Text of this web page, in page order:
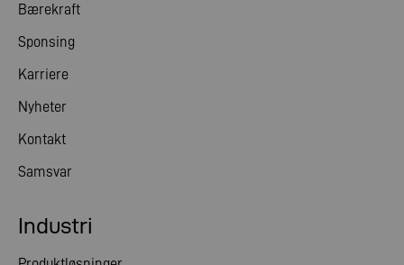
Bærekraft
Sponsing
Karriere
Nyheter
Kontakt
Samsvar
Industri